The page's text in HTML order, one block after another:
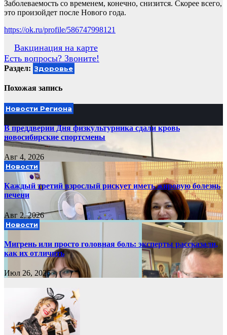
Заболеваемость со временем, конечно, снизится. Скорее всего,
это произойдет после Нового года.
https://ok.ru/profile/586747998121
Навигация
по
записям
Вакцинация на карте
Есть вопросы? Звоните!
Раздел: Здоровье
Похожая запись
Новости Региона
В преддверии Дня физкультурника сдали кровь
новосибирские спортсмены
Авг 4, 2026
Новости
Каждый третий взрослый рискует иметь жировую болезнь
печени
Авг 2, 2026
Новости
Мигрень или просто головная боль: эксперты рассказали,
как их отличить
Июл 26, 2026